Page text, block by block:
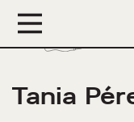
Tania